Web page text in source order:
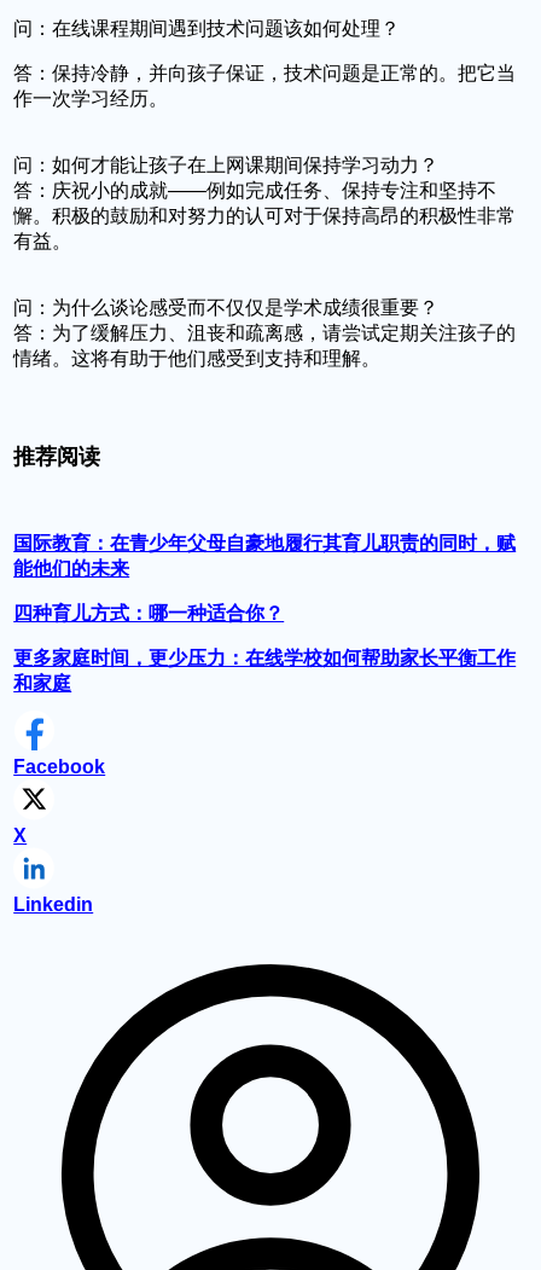
问：在线课程期间遇到技术问题该如何处理？
答：保持冷静，并向孩子保证，技术问题是正常的。把它当
作一次学习经历。
问：如何才能让孩子在上网课期间保持学习动力？
答：庆祝小的成就——例如完成任务、保持专注和坚持不
懈。积极的鼓励和对努力的认可对于保持高昂的积极性非常
有益。
问：为什么谈论感受而不仅仅是学术成绩很重要？
答：为了缓解压力、沮丧和疏离感，请尝试定期关注孩子的
情绪。这将有助于他们感受到支持和理解。
推荐阅读
国际教育：在青少年父母自豪地履行其育儿职责的同时，赋
能他们的未来
四种育儿方式：哪一种适合你？
更多家庭时间，更少压力：在线学校如何帮助家长平衡工作
和家庭
Facebook
X
Linkedin